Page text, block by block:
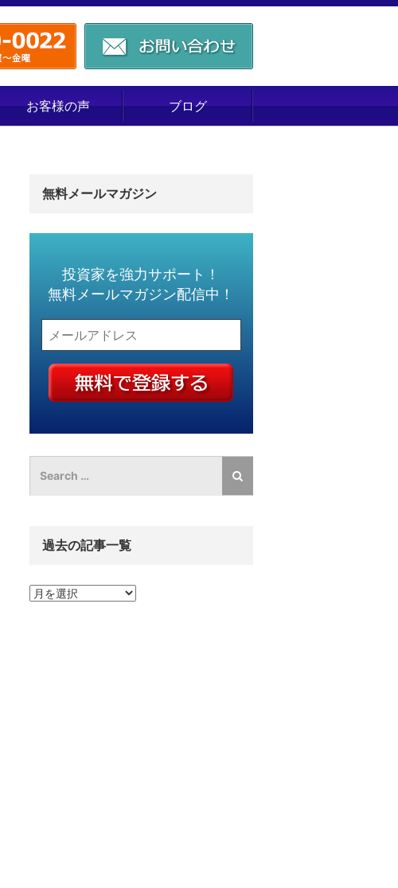
お客様の声 ブログ
無料メールマガジン
投資家を強力サポート！
無料メールマガジン配信中！
過去の記事一覧
過